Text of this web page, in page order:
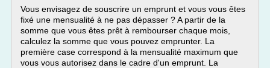
Vous envisagez de souscrire un emprunt et vous vous êtes
fixé une mensualité à ne pas dépasser ? A partir de la
somme que vous êtes prêt à rembourser chaque mois,
calculez la somme que vous pouvez emprunter. La
première case correspond à la mensualité maximum que
vous vous autorisez dans le cadre d'un emprunt. La